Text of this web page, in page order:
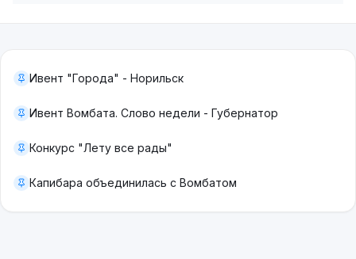
Ивент "Города" - Норильск
Ивент Вомбата. Слово недели - Губернатор
Конкурс "Лету все рады"
Капибара объединилась с Вомбатом